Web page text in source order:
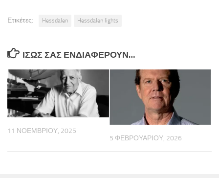
Ετικέτες: Hessdalen Hessdalen lights
ΊΣΩΣ ΣΑΣ ΕΝΔΙΑΦΈΡΟΥΝ…
11 ΝΟΕΜΒΡΊΟΥ, 2025
5 ΦΕΒΡΟΥΑΡΊΟΥ, 2026